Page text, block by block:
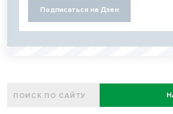
Подписаться на Дзен